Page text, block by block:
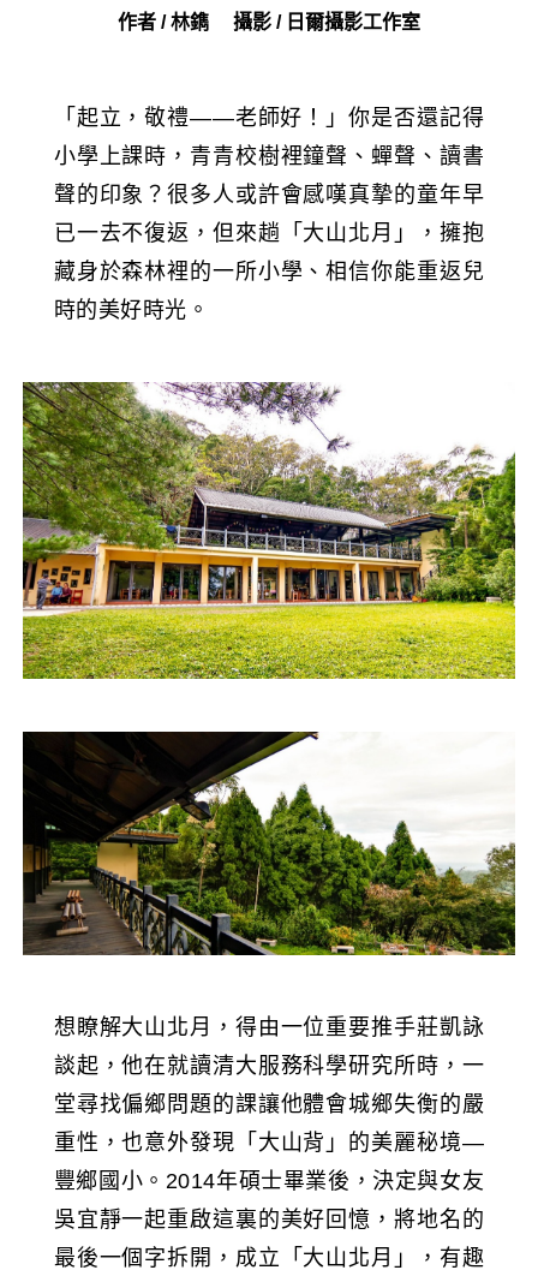
作者 / 林鐫 攝影 / 日爾攝影工作室
「起立，敬禮——老師好！」你是否還記得
小學上課時，青青校樹裡鐘聲、蟬聲、讀書
聲的印象？很多人或許會感嘆真摯的童年早
已一去不復返，但來趟「大山北月」，擁抱
藏身於森林裡的一所小學、相信你能重返兒
時的美好時光。
想瞭解大山北月，得由一位重要推手莊凱詠
談起，他在就讀清大服務科學研究所時，一
堂尋找偏鄉問題的課讓他體會城鄉失衡的嚴
重性，也意外發現「大山背」的美麗秘境—
豐鄉國小。2014年碩士畢業後，決定與女友
吳宜靜一起重啟這裏的美好回憶，將地名的
最後一個字拆開，成立「大山北月」，有趣